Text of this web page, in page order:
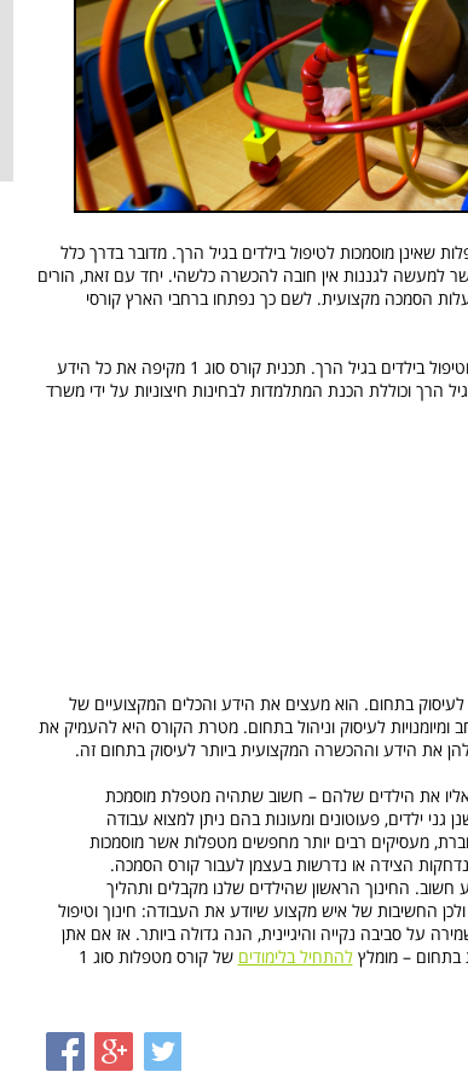
שאינן מוסמכות לטיפול בילדים בגיל הרך. מדובר בדרך כלל
למעשה לגננות אין חובה להכשרה כלשהי. יחד עם זאת, הורים
הסמכה מקצועית. לשם כך נפתחו ברחבי הארץ קורסי
מספק הכשרה מלאה לעיסוק במקצוע וטיפול בילדים בגיל הרך. תכנית קורס סוג 1 מקיפה את כל הידע
הרך וכוללת הכנת המתלמדות לבחינות חיצוניות על ידי משרד
ומקצועי לעיסוק בתחום. הוא מעצים את הידע והכלים המקצועיים של
ומיומנויות לעיסוק וניהול בתחום. מטרת הקורס היא להעמיק את
את הידע וההכשרה המקצועית ביותר לעיסוק בתחום זה.
אליו את הילדים שלהם – חשוב שתהיה מטפלת מוסמכת
גני ילדים, פעוטונים ומעונות בהם ניתן למצוא עבודה
מעסיקים רבים יותר מחפשים מטפלות אשר מוסמכות
הצידה או נדרשות בעצמן לעבור קורס הסמכה.
חשוב. החינוך הראשון שהילדים שלנו מקבלים ותהליך
החשיבות של איש מקצוע שיודע את העבודה: חינוך וטיפול
על סביבה נקייה והיגיינית, הנה גדולה ביותר. אז אם אתן
בתחום – מומלץלהתחיל בלימודים
של קורס מטפלות סוג 1